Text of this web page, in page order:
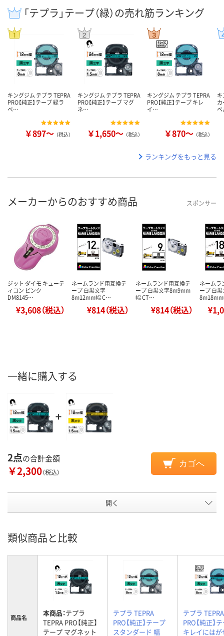
「テプラ」テープ（緑）の売れ筋ランキング
キングジム テプラ TEPRA
PRO【純正】テープ 緑ラ
ベ…
￥897～ （税込）
キングジム テプラ TEPRA
PRO【純正】テープ マグ
ネ…
￥1,650～ （税込）
キングジム テプラ TEPRA
PRO【純正】テープ キレ
イ…
￥870～ （税込）
ランキングをもっと見る
メーカーからのおすすめ商品 スポンサー
ジット ダイモ キューテ
ィコン ピンク
DM8145…
¥3,608（税込）
ネームランド用互換テ
ープ 白黒文字
8m12mm幅 C…
¥814（税込）
ネームランド用互換テ
ープ 白黒文字8m9mm
幅 CT…
¥814（税込）
ネームラ
ープ 白
一緒に購入する
2点の合計金額
￥2,300（税込）
カゴへ
開く
類似商品と比較
商品名 本商品：テプラ
TEPRA PRO【純正】
テープ マグネット
テプラ TEPRA
PRO【純正】テープ
スタンダード 幅
テプラ TEPRA
PRO【純正】
キレイには